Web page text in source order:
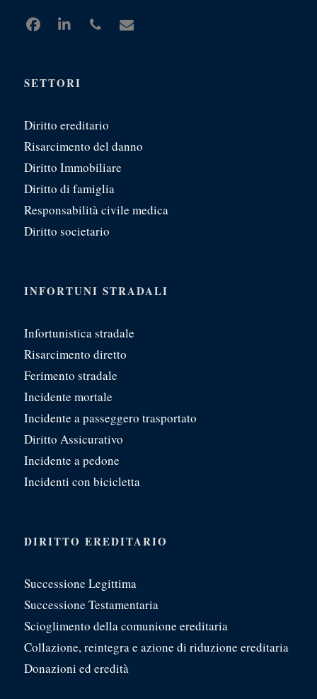
SETTORI
Diritto ereditario
Risarcimento del danno
Diritto Immobiliare
Diritto di famiglia
Responsabilità civile medica
Diritto societario
INFORTUNI STRADALI
Infortunistica stradale
Risarcimento diretto
Ferimento stradale
Incidente mortale
Incidente a passeggero trasportato
Diritto Assicurativo
Incidente a pedone
Incidenti con bicicletta
DIRITTO EREDITARIO
Successione Legittima
Successione Testamentaria
Scioglimento della comunione ereditaria
Collazione, reintegra e azione di riduzione ereditaria
Donazioni ed eredità